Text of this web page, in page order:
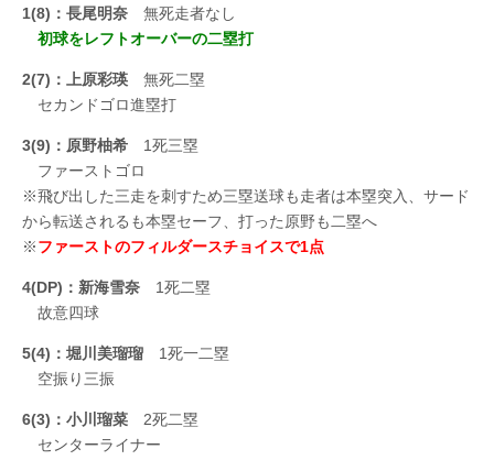
1(8)：長尾明奈 無死走者なし
初球をレフトオーバーの二塁打
2(7)：上原彩瑛 無死二塁
セカンドゴロ進塁打
3(9)：原野柚希 1死三塁
ファーストゴロ
※飛び出した三走を刺すため三塁送球も走者は本塁突入、サード
から転送されるも本塁セーフ、打った原野も二塁へ
※ファーストのフィルダースチョイスで1点
4(DP)：新海雪奈 1死二塁
故意四球
5(4)：堀川美瑠瑠 1死一二塁
空振り三振
6(3)：小川瑠菜 2死二塁
センターライナー